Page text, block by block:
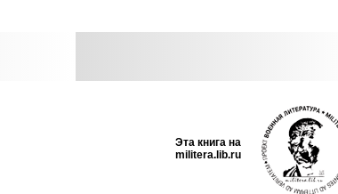
Эта книга на
militera.lib.ru